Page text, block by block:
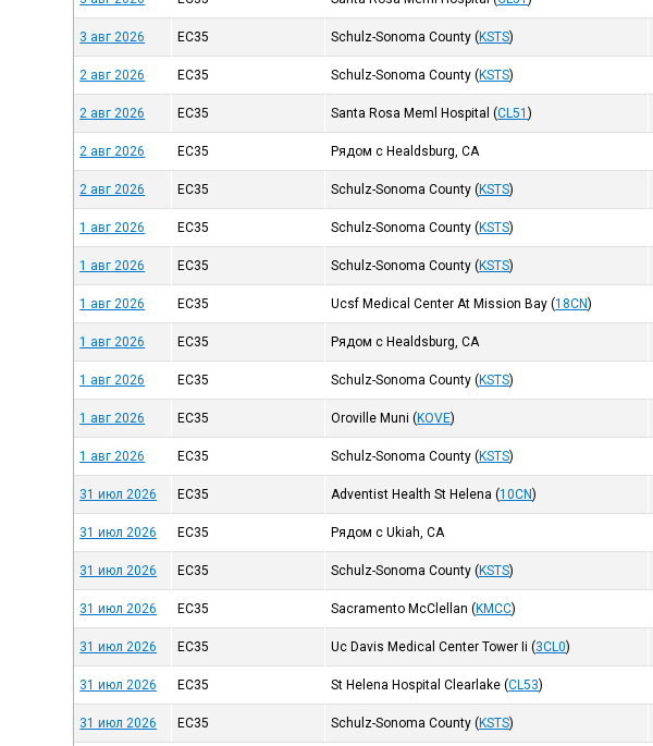
3 авг 2026 EC35 Schulz-Sonoma County (KSTS)
2 авг 2026 EC35 Schulz-Sonoma County (KSTS)
2 авг 2026 EC35 Santa Rosa Meml Hospital (CL51)
2 авг 2026 EC35 Рядом с Healdsburg, CA
2 авг 2026 EC35 Schulz-Sonoma County (KSTS)
1 авг 2026 EC35 Schulz-Sonoma County (KSTS)
1 авг 2026 EC35 Schulz-Sonoma County (KSTS)
1 авг 2026 EC35 Ucsf Medical Center At Mission Bay (18CN)
1 авг 2026 EC35 Рядом с Healdsburg, CA
1 авг 2026 EC35 Schulz-Sonoma County (KSTS)
1 авг 2026 EC35 Oroville Muni (KOVE)
1 авг 2026 EC35 Schulz-Sonoma County (KSTS)
31 июл 2026 EC35 Adventist Health St Helena (10CN)
31 июл 2026 EC35 Рядом с Ukiah, CA
31 июл 2026 EC35 Schulz-Sonoma County (KSTS)
31 июл 2026 EC35 Sacramento McClellan (KMCC)
31 июл 2026 EC35 Uc Davis Medical Center Tower Ii (3CL0)
31 июл 2026 EC35 St Helena Hospital Clearlake (CL53)
31 июл 2026 EC35 Schulz-Sonoma County (KSTS)